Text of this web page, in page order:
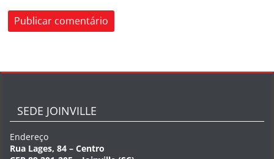
SEDE JOINVILLE
Endereço
Rua Lages, 84 – Centro